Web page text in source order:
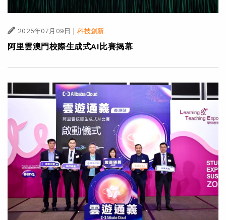
2025年07月09日 | 科技創新
阿里雲澳門校際生成式AI比賽揭幕